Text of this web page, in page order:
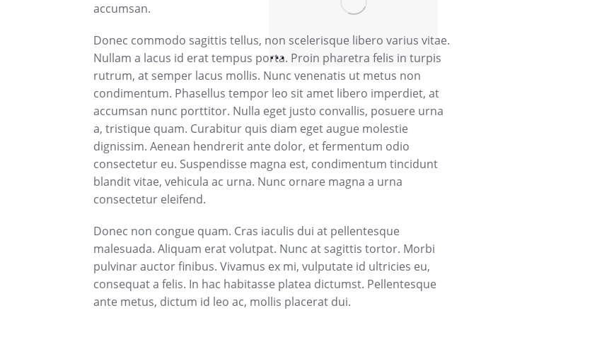
accumsan.
Donec commodo sagittis tellus, non scelerisque libero varius vitae.
Nullam a lacus id erat tempus porta. Proin pharetra felis in turpis
rutrum, at semper lacus mollis. Nunc venenatis ut metus non
condimentum. Phasellus tempor leo sit amet libero imperdiet, at
accumsan nunc porttitor. Nulla eget justo convallis, posuere urna
a, tristique quam. Curabitur quis diam eget augue molestie
dignissim. Aenean hendrerit ante dolor, et fermentum odio
consectetur eu. Suspendisse magna est, condimentum tincidunt
blandit vitae, vehicula ac urna. Nunc ornare magna a urna
consectetur eleifend.
Donec non congue quam. Cras iaculis dui at pellentesque
malesuada. Aliquam erat volutpat. Nunc at sagittis tortor. Morbi
pulvinar auctor finibus. Vivamus ex mi, vulputate id ultricies eu,
consequat a felis. In hac habitasse platea dictumst. Pellentesque
ante metus, dictum id leo ac, mollis placerat dui.